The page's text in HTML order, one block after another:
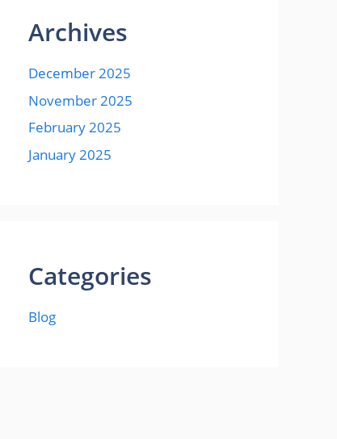
Archives
December 2025
November 2025
February 2025
January 2025
Categories
Blog